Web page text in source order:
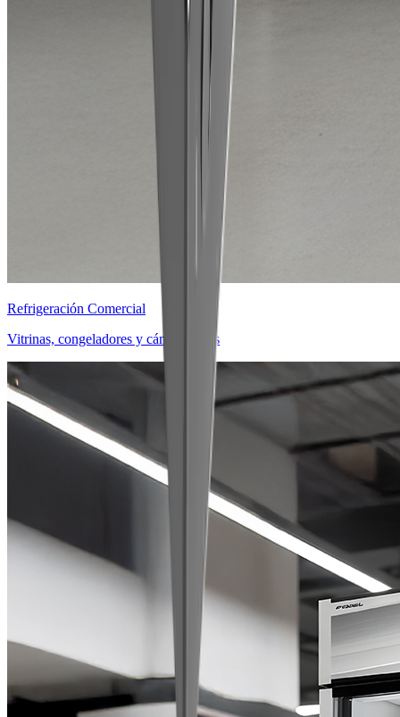
Refrigeración Comercial
Vitrinas, congeladores y cámaras frías